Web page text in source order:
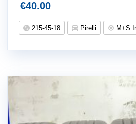
€40.00
215-45-18 Pirelli M+S